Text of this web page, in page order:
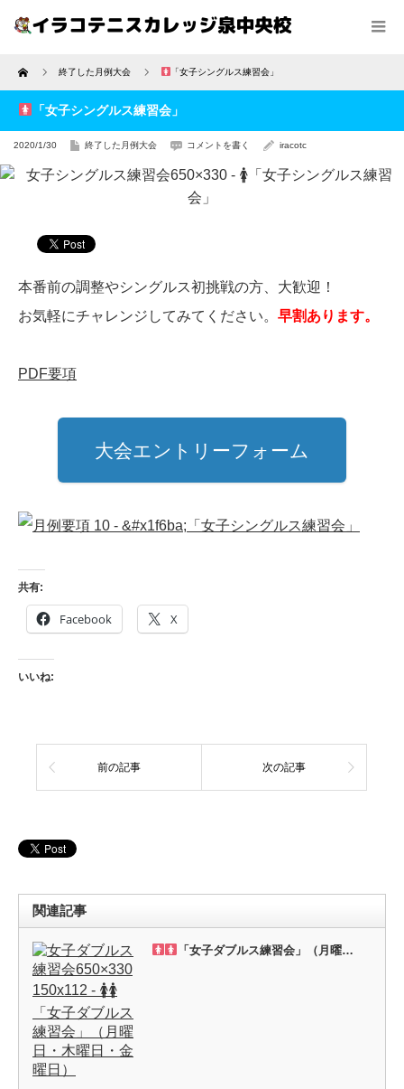
Home 終了した月例大会 「女子シングルス練習会」
「女子シングルス練習会」
2020/1/30 終了した月例大会 コメントを書く iracotc
本番前の調整やシングルス初挑戦の方、大歓迎！
お気軽にチャレンジしてみてください。 早割あります。
PDF要項
大会エントリーフォーム
共有:
Facebook X
いいね:
前の記事 次の記事
関連記事
「女子ダブルス練習会」（月曜…